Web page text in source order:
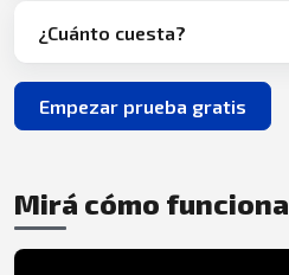
¿Cuánto cuesta?
Empezar prueba gratis
Mirá cómo funciona